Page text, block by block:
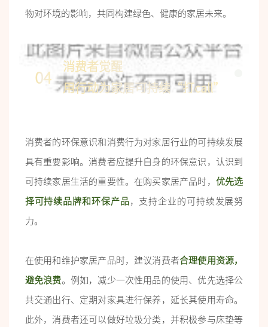
物对环境的影响，共同构建绿色、健康的家居未来。
04
消费者觉醒
用行动为家居可持续“打call”
消费者的环保意识和消费行为对家居行业的可持续发展
具有重要影响。消费者应提升自身的环保意识，认识到
可持续家居生活的重要性。在购买家居产品时， 优先选
择可持续品牌和环保产品，支持企业的可持续发展努
力。
在使用和维护家居产品时，建议消费者合理使用资源，
避免浪费。例如，减少一次性用品的使用、优先选择公
共交通出行、定期对家具进行保养，延长其使用寿命。
此外，消费者还可以做好垃圾分类，并积极参与床垫等